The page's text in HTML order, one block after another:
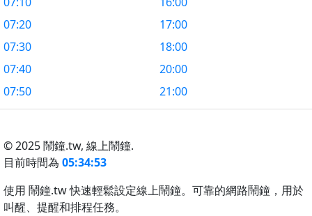
07:20
07:30
07:40
07:50
17:00
18:00
20:00
21:00
© 2025 鬧鐘.tw, 線上鬧鐘.
目前時間為 05:34:53
使用 鬧鐘.tw 快速輕鬆設定線上鬧鐘。可靠的網路鬧鐘，用於
叫醒、提醒和排程任務。